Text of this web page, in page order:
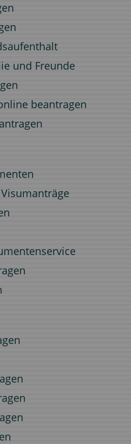
und Freunde
beantragen